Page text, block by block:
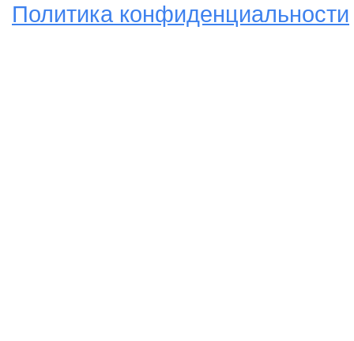
Политика конфиденциальности